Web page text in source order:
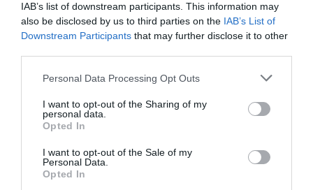
IAB’s list of downstream participants. This information may
also be disclosed by us to third parties on the IAB’s List of
Downstream Participants that may further disclose it to other
Please note that this website/app uses one or more Google
not limited to your visit or usage behaviour. You may click to
grant or deny consent to Google and its third-party tags to
use your data for below specified purposes in below Google
consent section.
Personal Data Processing Opt Outs
I want to opt-out of the Sharing of my
personal data.
Opted In
I want to opt-out of the Sale of my
Personal Data.
Opted In
Az „Allshare Cast” a telefonok között fényűző méretűnek számító
kijelzőt terjeszti ki még nagyobbra: segítségével a telefon tartalma
megjeleníthető a TV-n, az „Allshare Play” pedig bármilyen fájlt
Cast” révén egy WI-Fi hálózaton belül a képernyő tartalma
ahhoz vagy át is rajzolhatják azt.
A „Buddy Photo Share” funkció pedig a meglévő barátaink
nekik a fotót. A videolejátszó „Pop up Play” lehetőségével az
éppen játszott felvétel kisebbre vehető, így a videó megállítása
nélkül elérhető a telefon többi funkciója.